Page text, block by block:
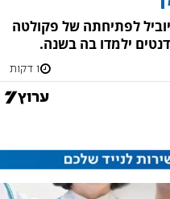
לפתיחתה של פקולטה
1 דקות